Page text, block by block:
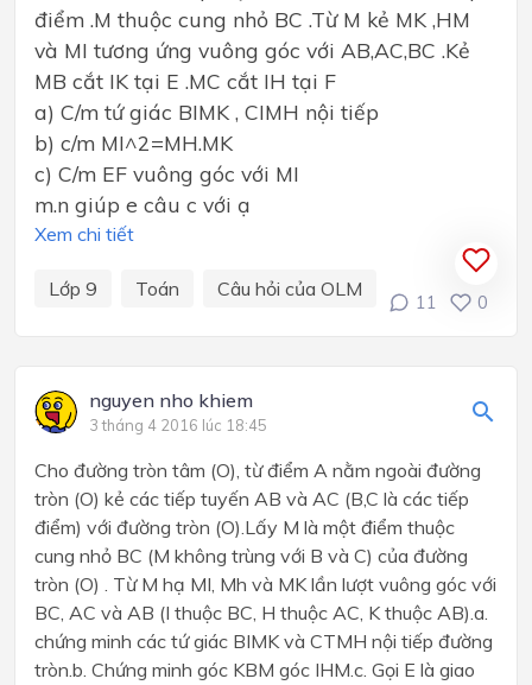
điểm .M thuộc cung nhỏ BC .Từ M kẻ MK ,HM
và MI tương ứng vuông góc với AB,AC,BC .Kẻ
MB cắt IK tại E .MC cắt IH tại F
a) C/m tứ giác BIMK , CIMH nội tiếp
b) c/m MI^2=MH.MK
c) C/m EF vuông góc với MI
m.n giúp e câu c với ạ
Xem chi tiết
Lớp 9 Toán Câu hỏi của OLM
11 0
nguyen nho khiem
3 tháng 4 2016 lúc 18:45
Cho đường tròn tâm (O), từ điểm A nằm ngoài đường
tròn (O) kẻ các tiếp tuyến AB và AC (B,C là các tiếp
điểm) với đường tròn (O).Lấy M là một điểm thuộc
cung nhỏ BC (M không trùng với B và C) của đường
tròn (O) . Từ M hạ MI, Mh và MK lần lượt vuông góc với
BC, AC và AB (I thuộc BC, H thuộc AC, K thuộc AB).a.
chứng minh các tứ giác BIMK và CTMH nội tiếp đường
tròn.b. Chứng minh góc KBM góc IHM.c. Gọi E là giao